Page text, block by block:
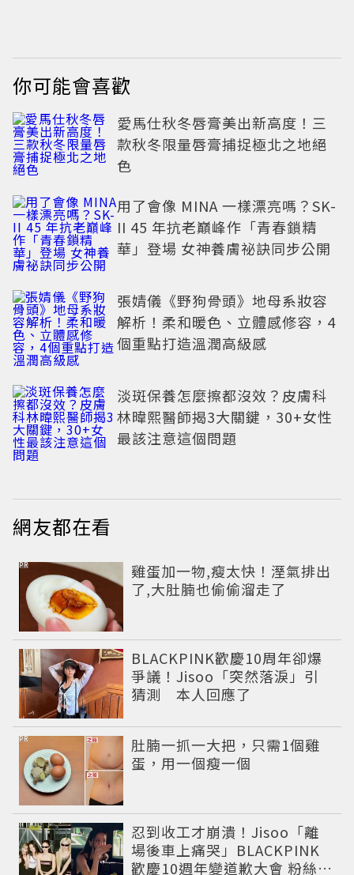
你可能會喜歡
愛馬仕秋冬唇膏美出新高度！三
款秋冬限量唇膏捕捉極北之地絕
色
用了會像 MINA 一樣漂亮嗎？SK-
II 45 年抗老巔峰作「青春鎖精
華」登場 女神養膚祕訣同步公開
張婧儀《野狗骨頭》地母系妝容
解析！柔和暖色、立體感修容，4
個重點打造溫潤高級感
淡斑保養怎麼擦都沒效？皮膚科
林暐熙醫師揭3大關鍵，30+女性
最該注意這個問題
網友都在看
雞蛋加一物,瘦太快！溼氣排出
了,大肚腩也偷偷溜走了
PR
BLACKPINK歡慶10周年卻爆
爭議！Jisoo「突然落淚」引
猜測 本人回應了
肚腩一抓一大把，只需1個雞
蛋，用一個瘦一個
PR
忍到收工才崩潰！Jisoo「離
場後車上痛哭」BLACKPINK
歡慶10週年變道歉大會 粉絲看